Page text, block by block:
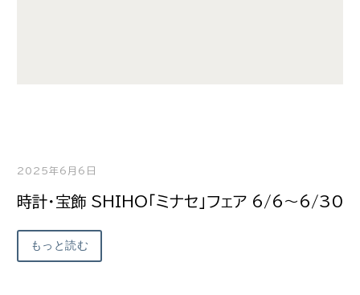
2025年6月6日
時計・宝飾 SHIHO「ミナセ」フェア 6/6～6/30
もっと読む